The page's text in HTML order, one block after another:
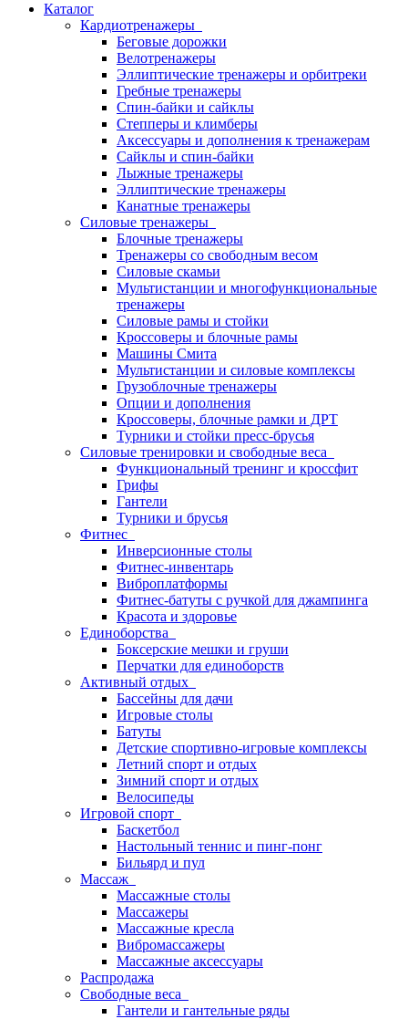
Каталог
Кардиотренажеры
Беговые дорожки
Велотренажеры
Эллиптические тренажеры и орбитреки
Гребные тренажеры
Спин-байки и сайклы
Степперы и климберы
Аксессуары и дополнения к тренажерам
Сайклы и спин-байки
Лыжные тренажеры
Эллиптические тренажеры
Канатные тренажеры
Силовые тренажеры
Блочные тренажеры
Тренажеры со свободным весом
Силовые скамьи
Мультистанции и многофункциональные
тренажеры
Силовые рамы и стойки
Кроссоверы и блочные рамы
Машины Смита
Мультистанции и силовые комплексы
Грузоблочные тренажеры
Опции и дополнения
Кроссоверы, блочные рамки и ДРТ
Турники и стойки пресс-брусья
Силовые тренировки и свободные веса
Функциональный тренинг и кроссфит
Грифы
Гантели
Турники и брусья
Фитнес
Инверсионные столы
Фитнес-инвентарь
Виброплатформы
Фитнес-батуты с ручкой для джампинга
Красота и здоровье
Единоборства
Боксерские мешки и груши
Перчатки для единоборств
Активный отдых
Бассейны для дачи
Игровые столы
Батуты
Детские спортивно-игровые комплексы
Летний спорт и отдых
Зимний спорт и отдых
Велосипеды
Игровой спорт
Баскетбол
Настольный теннис и пинг-понг
Бильярд и пул
Массаж
Массажные столы
Массажеры
Массажные кресла
Вибромассажеры
Массажные аксессуары
Распродажа
Свободные веса
Гантели и гантельные ряды